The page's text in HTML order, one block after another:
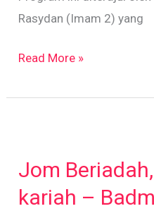
Rasydan (Imam 2) yang
Read More »
Jom
kariah –
Terbuka
untuk